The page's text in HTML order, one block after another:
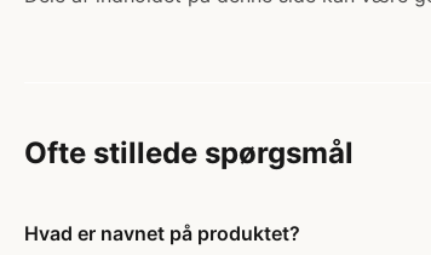
Ofte stillede spørgsmål
Hvad er navnet på produktet?